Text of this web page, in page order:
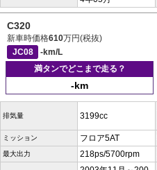
C320
新車時価格610万円(税抜)
JC08
-km/L
満タンでどこまで走る？
-km
排気量 3199cc
ミッション フロア5AT
最大出力 218ps/5700rpm